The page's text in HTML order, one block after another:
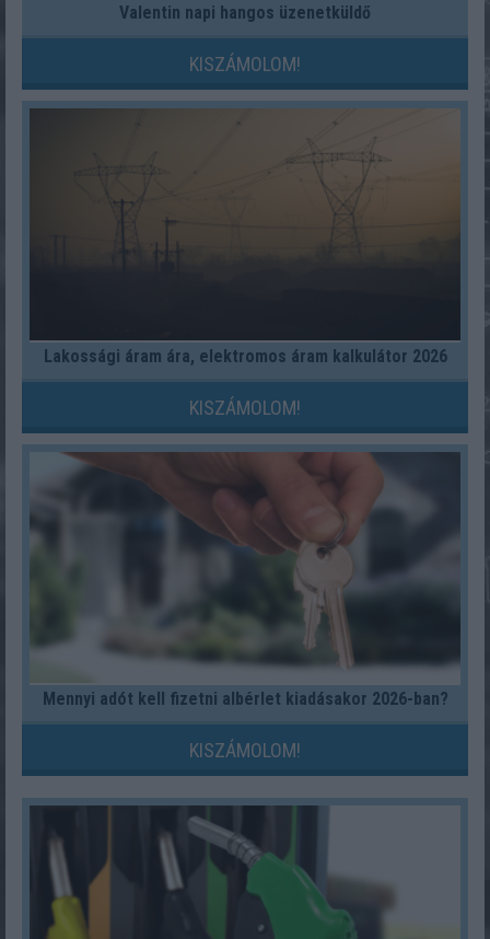
Valentin napi hangos üzenetküldő
KISZÁMOLOM!
Lakossági áram ára, elektromos áram kalkulátor 2026
KISZÁMOLOM!
Mennyi adót kell fizetni albérlet kiadásakor 2026-ban?
KISZÁMOLOM!